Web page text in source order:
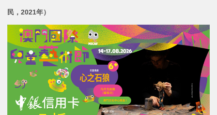
民，2021年）